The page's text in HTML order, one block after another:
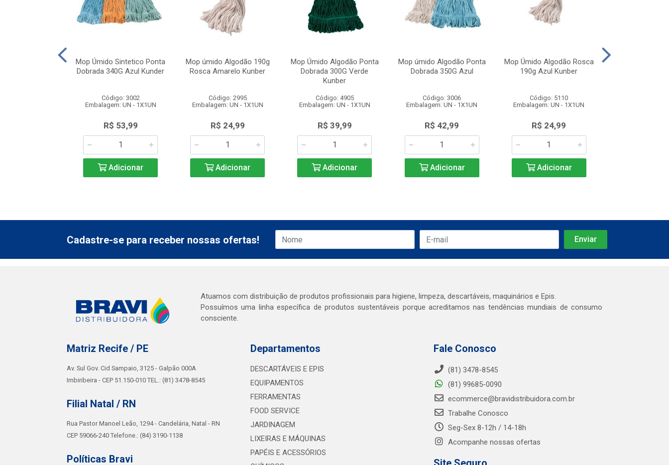
Mop Úmido Sintetico Ponta
Dobrada 340G Azul Kunder
Código: 3002
Embalagem: UN - 1X1UN
R$ 53,99
Adicionar
Mop úmido Algodão 190g
Rosca Amarelo Kunber
Código: 2995
Embalagem: UN - 1X1UN
R$ 24,99
Adicionar
Mop Úmido Algodão Ponta
Dobrada 300G Verde
Kunber
Código: 4905
Embalagem: UN - 1X1UN
R$ 39,99
Adicionar
Mop úmido Algodão Ponta
Dobrada 350G Azul
Código: 3006
Embalagem: UN - 1X1UN
R$ 42,99
Adicionar
Mop Úmido Algodão Rosca
190g Azul Kunber
Código: 5110
Embalagem: UN - 1X1UN
R$ 24,99
Adicionar
Cadastre-se para receber nossas ofertas!
Atuamos com distribuição de produtos profissionais para higiene, limpeza, descartáveis, maquinários e Epis.
Possuímos uma linha específica de produtos sustentáveis porque acreditamos nas tendências mundiais de consumo
consciente.
Matriz Recife / PE
Av. Sul Gov. Cid Sampaio, 3125 - Galpão 000A
Imbiribeira - CEP 51.150-010 TEL.: (81) 3478-8545
Filial Natal / RN
Rua Pastor Manoel Leão, 1294 - Candelária, Natal - RN
CEP 59066-240 Telefone.: (84) 3190-1138
Políticas Bravi
Departamentos
DESCARTÁVEIS E EPIS
EQUIPAMENTOS
FERRAMENTAS
FOOD SERVICE
JARDINAGEM
LIXEIRAS E MÁQUINAS
PAPÉIS E ACESSÓRIOS
Fale Conosco
(81) 3478-8545
(81) 99685-0090
ecommerce@bravidistribuidora.com.br
Trabalhe Conosco
Seg-Sex 8-12h / 14-18h
Acompanhe nossas ofertas